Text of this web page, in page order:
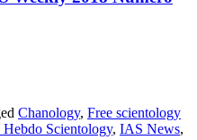
Chanology, Free scientology
Scientology, IAS News,